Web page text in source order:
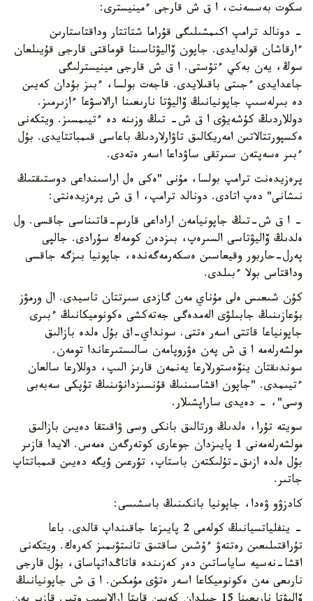
سكوت بەسسەنت، ا ق ش قارجى ءمينيسترى:
- دونالد ترامپ اكىمشىلىگى قۇراما شتاتتار وداقتاستارىن
ءارقاشان قولدايدى. جاپون ۆاليۋتاسىنا قوماقتى قارجى قۇيىلعان
سوڭ، يەن بەكي ءتۇستى. ا ق ش قارجى مينيسترلىگى
جاعدايدى ءجىتى باقىلايدى. قاجەت بولسا، ءبىز بۇدان كەيىن
دە بىرلەسىپ جاپونيانىڭ ۆاليۋتا نارىعىنا ارالاسۋعا ءازىرمىز.
دوللاردىڭ كۇشەيۋى ا ق ش- تىڭ وزىنە دە ءتيىمسىز. ويتكەنى
ەكسپورتتالاتىن امەريكالىق تاۋارلاردىڭ باعاسى قىمباتتايدى. بۇل
ءبىر ەسەپتەن سىرتقى ساۋداعا اسەر ەتەدى.
پرەزيدەنت ترامپ بولسا، مۇنى "ەكى ەل اراسىنداعى دوستىقتىڭ
نىشانى" دەپ اتادى. دونالد ترامپ، ا ق ش پرەزيدەنتى:
- ا ق ش-تىڭ جاپونيامەن اراداعى قارىم-قاتىناسى جاقسى. ول
ەلدىڭ ۆاليۋتاسى السىرەپ، بىزدەن كومەك سۇرادى. جالپى
پەرل-حاربور وقيعاسىن ەسكەرمەگەندە، جاپونيا بىزگە جاقسى
وداقتاس بولا ءبىلدى.
كۇن شىعىس ەلى مۇناي مەن گازدى سىرتتان تاسيدى. ال ورمۋز
بۇعازىنىڭ جابىلۋى الەمدەگى جەتەكشى ەكونوميكانىڭ ءبىرى
جاپونياعا قاتتى اسەر ەتتى. سونداي-اق بۇل ەلدە بازالىق
مولشەرلەمە ا ق ش پەن ەۋروپامەن سالىستىرعاندا تومەن.
سوندىقتان ينۆەستورلارعا يەنمەن قارىز الىپ، دوللارعا سالعان
ءتيىمدى. "جاپون اقشاسىنىڭ قۇنسىزدانۋىنىڭ تۇپكى سەبەبى
وسى"، - دەيدى ساراپشىلار.
سويتە تۇرا، ەلدىڭ ورتالىق بانكى وسى ۋاقىتقا دەيىن بازالىق
مولشەرلەمەنى 1 پايىزدان جوعارى كوتەرگەن ەمەس. الايدا قازىر
بۇل ەلدە ازىق-تۇلىكتەن باستاپ، تۇرعىن ۇيگە دەيىن قىمباتتاپ
جاتىر.
كادزۋو ۋەدا، جاپونيا بانكىنىڭ باسشىسى:
- ينفلياتسيانىڭ كولەمى 2 پايىزعا جاقىنداپ قالدى. باعا
تۇراقتىلىعىن رەتتەۋ ءۇشىن ساقتىق تانىتۋىمىز كەرەك. ويتكەنى
اقشا-نەسيە ساياساتىن دەر كەزىندە قاتاڭداتپاساق، بۇل قارجى
نارىعى مەن ەكونوميكاعا اسەر ەتۋى مۇمكىن. ا ق ش جاپونيانىڭ